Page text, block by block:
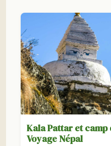
Kala Pattar et camp
Voyage Népal